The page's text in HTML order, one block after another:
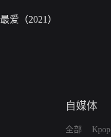
最爱（2021）
自媒体
全部
Kpop